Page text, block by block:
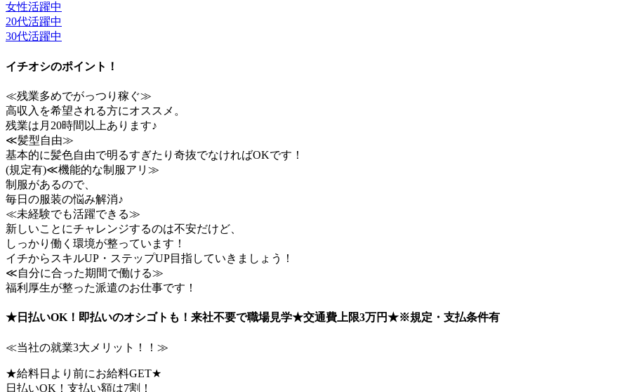
女性活躍中
20代活躍中
30代活躍中
イチオシのポイント！
≪残業多めでがっつり稼ぐ≫
高収入を希望される方にオススメ。
残業は月20時間以上あります♪
≪髪型自由≫
基本的に髪色自由で明るすぎたり奇抜でなければOKです！
(規定有)≪機能的な制服アリ≫
制服があるので、
毎日の服装の悩み解消♪
≪未経験でも活躍できる≫
新しいことにチャレンジするのは不安だけど、
しっかり働く環境が整っています！
イチからスキルUP・ステップUP目指していきましょう！
≪自分に合った期間で働ける≫
福利厚生が整った派遣のお仕事です！
★日払いOK！即払いのオシゴトも！来社不要で職場見学★交通費上限3万円★※規定・支払条件有
≪当社の就業3大メリット！！≫
★給料日より前にお給料GET★
日払いOK！支払い額は7割！